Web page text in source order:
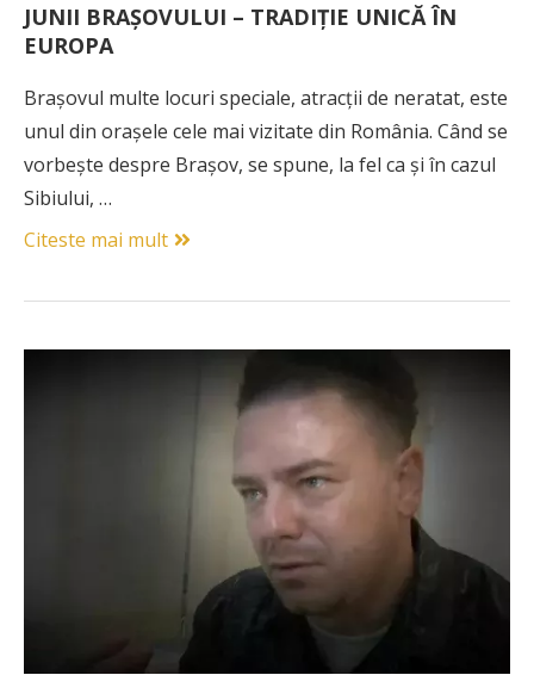
JUNII BRAȘOVULUI – TRADIȚIE UNICĂ ÎN
EUROPA
Brașovul multe locuri speciale, atracții de neratat, este
unul din orașele cele mai vizitate din România. Când se
vorbește despre Brașov, se spune, la fel ca și în cazul
Sibiului, …
Citeste mai mult